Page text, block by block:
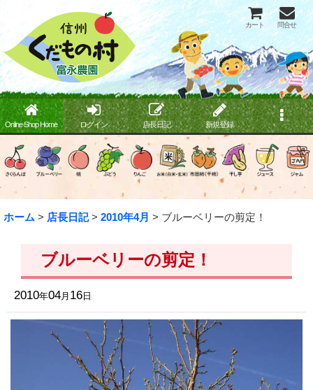
カート 問合せ
Online Shop Home ログイン 店長日記 新規登録
ホーム > 店長日記 > 2010年4月 > ブルーベリーの剪定！
ブルーベリーの剪定！
2010年04月 16 日